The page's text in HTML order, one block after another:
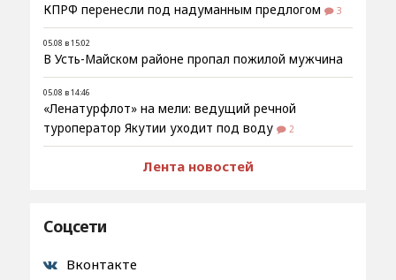
КПРФ перенесли под надуманным предлогом
3
05.08 в 15:02
В Усть-Майском районе пропал пожилой мужчина
05.08 в 14:46
«Ленатурфлот» на мели: ведущий речной
туроператор Якутии уходит под воду
2
Лента новостей
Соцсети
Вконтакте